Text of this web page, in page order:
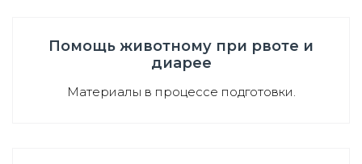
Помощь животному при рвоте и
диарее
Материалы в процессе подготовки.